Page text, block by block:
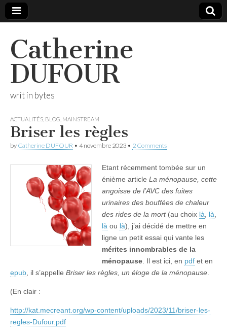
Catherine
DUFOUR
writ in bytes
ACTUALITÉS BLOG MAINSTREAM
Briser les règles
by Catherine DUFOUR • 4 novembre 2023 • 2 Comments
Etant récemment tombée sur un
énième article La ménopause, cette
angoisse de l’AVC des fuites
urinaires des bouffées de chaleur
des rides de la mort(au choix là là
là ou là), j’ai décidé de mettre en
ligne un petit essai qui vante les
mérites innombrables de la
ménopause . Il est ici, en pdf et en
epub , il s’appelle Briser les règles, un éloge de la ménopause
(En clair :
http://kat.mecreant.org/wp-content/uploads/2023/11/briser-les-
regles-Dufour.pdf